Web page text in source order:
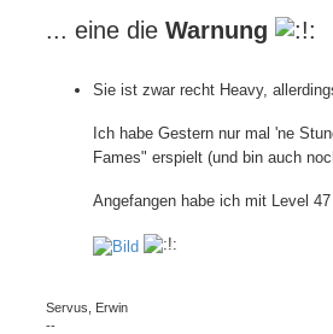
... eine die Warnung
Sie ist zwar recht Heavy,
Ich habe Gestern nur mal 'ne
Fames" erspielt (und bin auch
Angefangen habe ich mit Level
Servus, Erwin
--